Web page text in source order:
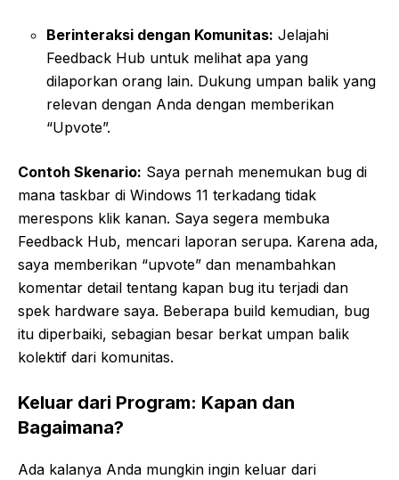
Berinteraksi dengan Komunitas: Jelajahi
Feedback Hub untuk melihat apa yang
dilaporkan orang lain. Dukung umpan balik yang
relevan dengan Anda dengan memberikan
“Upvote”.
Contoh Skenario: Saya pernah menemukan bug di
mana taskbar di Windows 11 terkadang tidak
merespons klik kanan. Saya segera membuka
Feedback Hub, mencari laporan serupa. Karena ada,
saya memberikan “upvote” dan menambahkan
komentar detail tentang kapan bug itu terjadi dan
spek hardware saya. Beberapa build kemudian, bug
itu diperbaiki, sebagian besar berkat umpan balik
kolektif dari komunitas.
Keluar dari Program: Kapan dan
Bagaimana?
Ada kalanya Anda mungkin ingin keluar dari